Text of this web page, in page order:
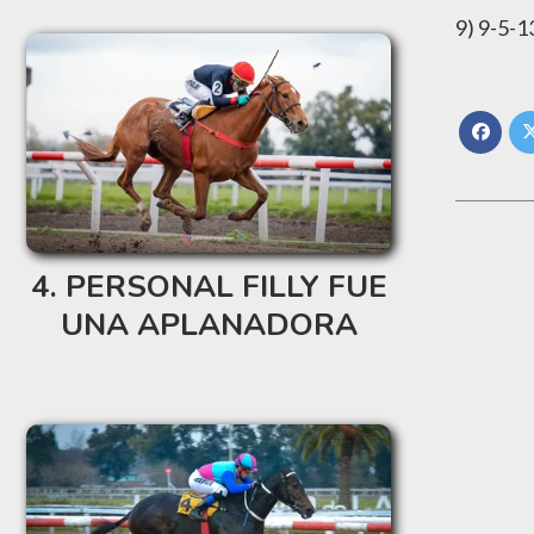
9) 9-5-
PERSONAL FILLY FUE
UNA APLANADORA